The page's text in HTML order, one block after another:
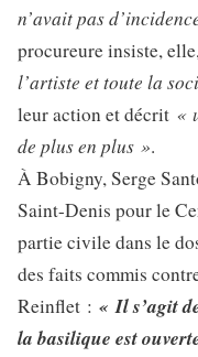
n’avait pas
procureure insiste,
l’artiste et toute la
leur action et décrit «
de plus en plus ».
À Bobigny, Serge
Saint-Denis pour le
partie civile dans le
des faits commis
Reinflet : « Il s’agit
la basilique est